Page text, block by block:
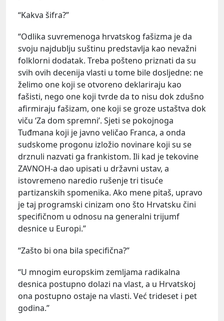
“Kakva šifra?”
“Odlika suvremenoga hrvatskog fašizma je da
svoju najdublju suštinu predstavlja kao nevažni
folklorni dodatak. Treba pošteno priznati da su
svih ovih decenija vlasti u tome bile dosljedne: ne
želimo one koji se otvoreno deklariraju kao
fašisti, nego one koji tvrde da to nisu dok zdušno
afirmiraju fašizam, one koji se groze ustaštva dok
viču ‘Za dom spremni’. Sjeti se pokojnoga
Tuđmana koji je javno veličao Franca, a onda
sudskome progonu izložio novinare koji su se
drznuli nazvati ga frankistom. Ili kad je tekovine
ZAVNOH-a dao upisati u državni ustav, a
istovremeno naredio rušenje tri tisuće
partizanskih spomenika. Ako mene pitaš, upravo
je taj programski cinizam ono što Hrvatsku čini
specifičnom u odnosu na generalni trijumf
desnice u Europi.”
“Zašto bi ona bila specifična?”
“U mnogim europskim zemljama radikalna
desnica postupno dolazi na vlast, a u Hrvatskoj
ona postupno ostaje na vlasti. Već trideset i pet
godina.”